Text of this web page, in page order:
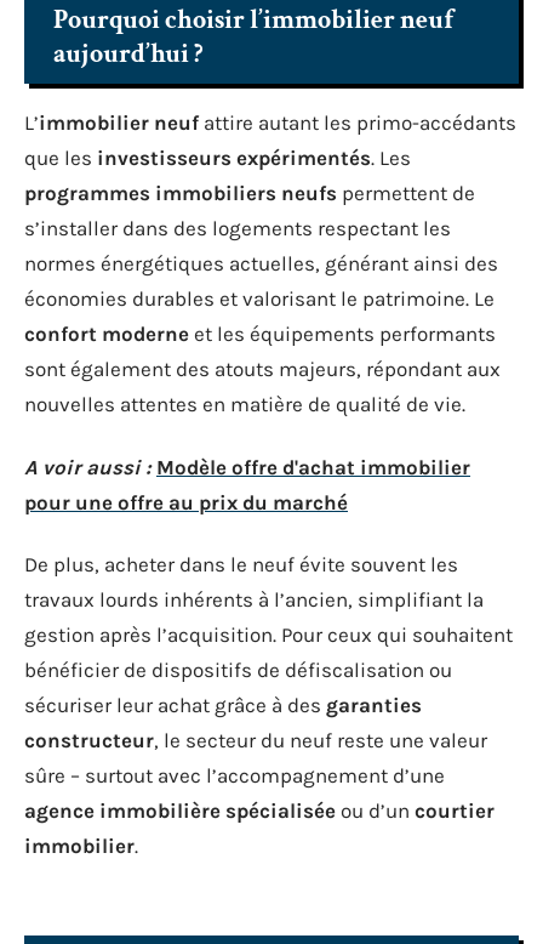
Pourquoi choisir l’immobilier neuf
aujourd’hui ?
L’immobilier neufattire autant les primo-accédants
que les investisseurs expérimentés. Les
programmes immobiliers neufs permettent de
s’installer dans des logements respectant les
normes énergétiques actuelles, générant ainsi des
économies durables et valorisant le patrimoine. Le
confort moderne et les équipements performants
sont également des atouts majeurs, répondant aux
nouvelles attentes en matière de qualité de vie.
A voir aussi : Modèle offre d'achat immobilier
pour une offre au prix du marché
De plus, acheter dans le neuf évite souvent les
travaux lourds inhérents à l’ancien, simplifiant la
gestion après l’acquisition. Pour ceux qui souhaitent
bénéficier de dispositifs de défiscalisation ou
sécuriser leur achat grâce à des garanties
constructeur, le secteur du neuf reste une valeur
sûre – surtout avec l’accompagnement d’une
agence immobilière spécialisée ou d’un courtier
immobilier.